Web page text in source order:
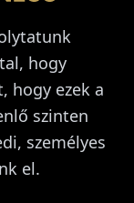
hogy
hogy ezek a
szinten
személyes
el.